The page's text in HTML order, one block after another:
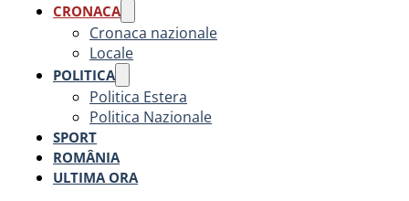
CRONACA
Cronaca nazionale
Locale
POLITICA
Politica Estera
Politica Nazionale
SPORT
ROMÂNIA
ULTIMA ORA